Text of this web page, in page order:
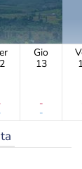
Gio
13
-
-